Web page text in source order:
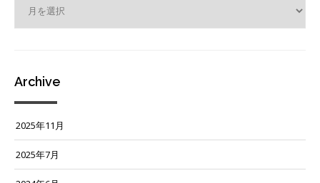
カ
Archive
2025年11月
2025年7月